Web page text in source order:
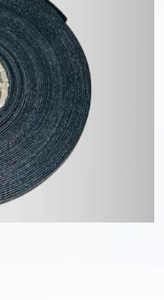
关于我们
数减低同时起到稳固材料
心。粘接率固、不易脱
能。耐久性优良。能有效
便。无须任何设备，施工
加热，现用现贴，缝有多
要任何设备。施工速度